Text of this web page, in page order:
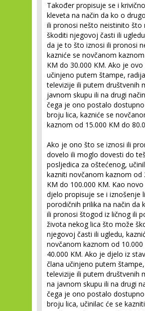
Također propisuje se i
kleveta na način da ko o
ili pronosi nešto neistinito što
škoditi njegovoj časti ili
da je to što iznosi ili pronosi
kazniće se novčanom
KM do 30.000 KM. Ako je ovo
učinjeno putem štampe,
televizije ili putem društvenih
javnom skupu ili na drugi
čega je ono postalo
broju lica, kazniće se
kaznom od 15.000 KM do
Ako je ono što se iznosi ili
dovelo ili moglo dovesti do
posljedica za oštećenog,
kazniti novčanom kaznom od
KM do 100.000 KM. Kao
djelo propisuje se i iznošenje
porodičnih prilika na način da
ili pronosi štogod iz ličnog ili
života nekog lica što može
njegovoj časti ili ugledu,
novčanom kaznom od 10.000
40.000 KM. Ako je djelo iz
člana učinjeno putem
televizije ili putem društvenih
na javnom skupu ili na drugi
čega je ono postalo
broju lica, učinilac će se kazniti